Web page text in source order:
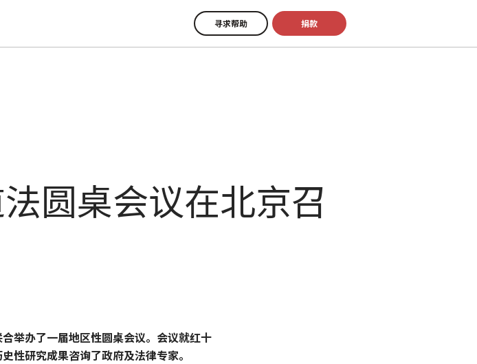
寻求帮助 捐款
圆桌会议在北京召
举办了一届地区性圆桌会议。会议就红十
性研究成果咨询了政府及法律专家。